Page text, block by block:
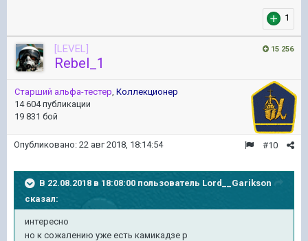
1
15 256
[LEVEL]
Rebel_1
Старший альфа-тестер, Коллекционер
14 604 публикации
19 831 бой
#10
Опубликовано: 22 авг 2018, 18:14:54
В 22.08.2018 в 18:08:00 пользователь Lord__Garikson
сказал:
интересно
но к сожалению уже есть камикадзе р